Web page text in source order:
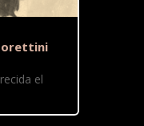
el